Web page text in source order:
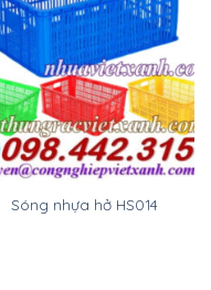
Sóng nhựa hở HS014